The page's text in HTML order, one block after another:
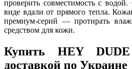
проверить совместимость с
виде вдали от прямого тепла.
премиум-серий — протирать
средством для кожи.
Купить HEY
доставкой по Украине